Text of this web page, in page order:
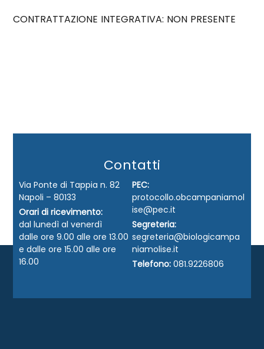
CONTRATTAZIONE INTEGRATIVA: NON PRESENTE
Contatti
Via Ponte di Tappia n. 82
Napoli – 80133
Orari di ricevimento:
dal lunedì al venerdì
dalle ore 9.00 alle ore 13.00
e dalle ore 15.00 alle ore
16.00
PEC:
protocollo.obcampaniamol
ise@pec.it
Segreteria:
segreteria@biologicampa
niamolise.it
Telefono: 081.9226806